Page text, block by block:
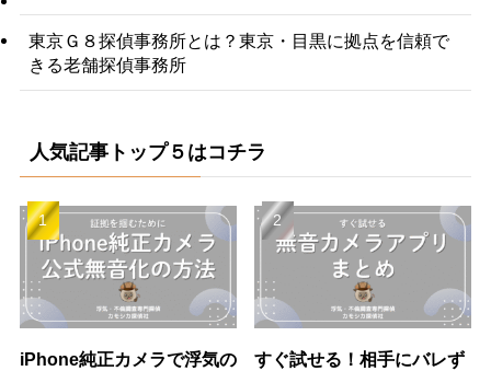
東京Ｇ８探偵事務所とは？東京・目黒に拠点を信頼で
きる老舗探偵事務所
人気記事トップ５はコチラ
iPhone純正カメラで浮気の
すぐ試せる！相手にバレず